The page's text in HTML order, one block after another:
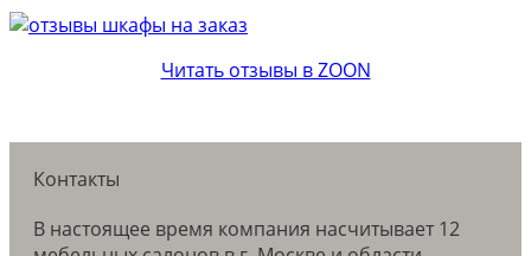
Читать отзывы в ZOON
Контакты
В настоящее время компания насчитывает 12